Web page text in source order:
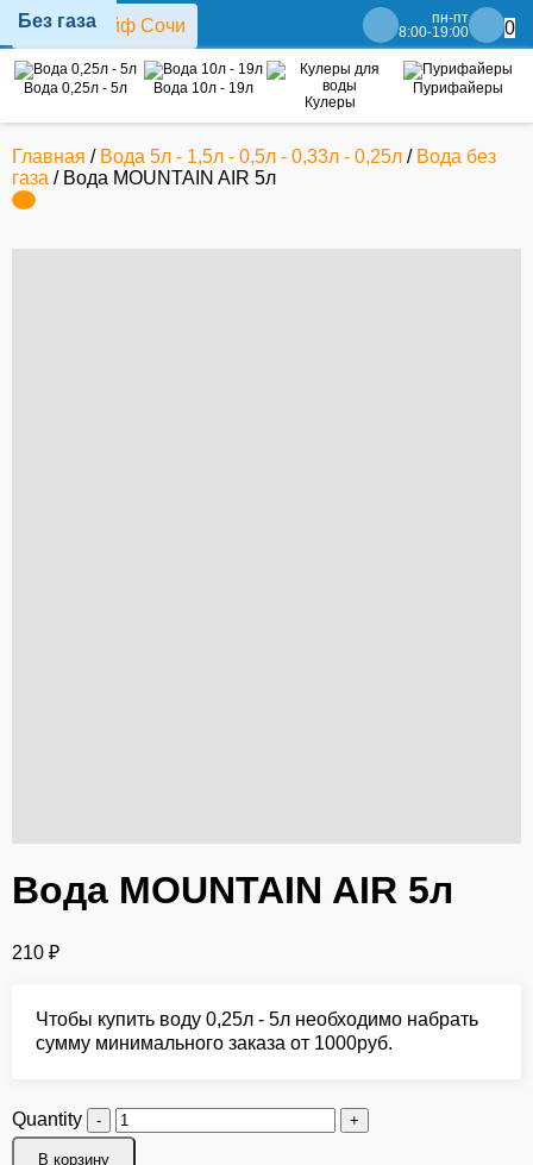
пн-пт
8:00-19:00
0
Вода 0,25л - 5л
Вода 10л - 19л
Кулеры
Пурифайеры
Главная / Вода 5л - 1,5л - 0,5л - 0,33л - 0,25л / Вода без
газа / Вода MOUNTAIN AIR 5л
Вода MOUNTAIN AIR 5л
210 ₽
Чтобы купить воду 0,25л - 5л необходимо набрать
сумму минимального заказа от 1000руб.
Quantity
В корзину
Без газа